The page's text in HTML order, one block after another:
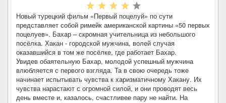
Новый турецкий фильм «Первый поцелуй» по сути
представляет собой римейк американской картины «50 первых
поцелуев». Бахар – скромная учительница из небольшого
посёлка. Хакан - городской мужчина, волей случая
оказавшийся в том же посёлке, где работает Бахар.
Увидев обаятельную Бахар, молодой успешный мужчина
влюбляется с первого взгляда. Та в свою очередь тоже
начинает испытывать чувства к харизматичному Хакану. Их
чувства нарастают с огромной силой, и они проводят весь
день вместе и, казалось, счастливее пару не найти. На